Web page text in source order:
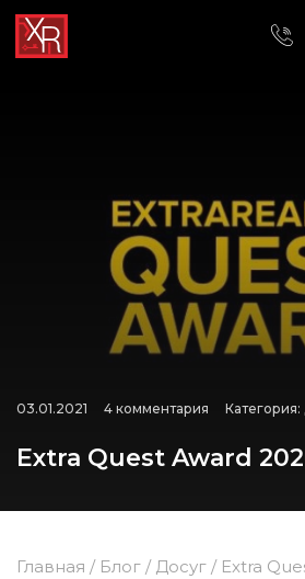
03.01.2021 4 комментария Категория:
Extra Quest Award
Главная / Блог / Досуг / Extra